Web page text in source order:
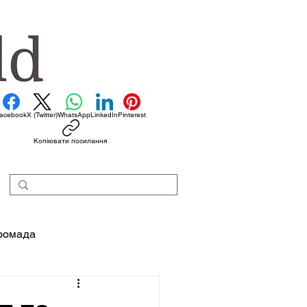
X (Twitter)WhatsAppLinkedInPinterest
Копіювати посилання